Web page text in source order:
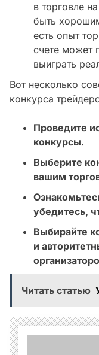
в торговле
быть
есть опыт
счете может
выиграть
Вот несколько
конкурса
Проведите
конкурсы.
Выберите
вашим
убедитесь,
Выбирайте
и
Читать статью